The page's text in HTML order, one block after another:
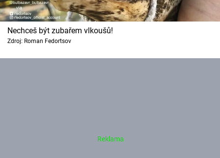
Nechceš být zubařem vlkoušů!
Zdroj: Roman Fedortsov